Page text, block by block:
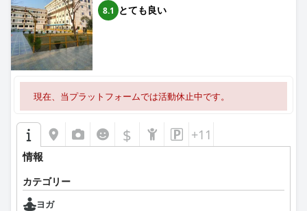
8.1 とても良い
現在、当プラットフォームでは活動休止中です。
$ +11
情報
カテゴリー
ヨガ